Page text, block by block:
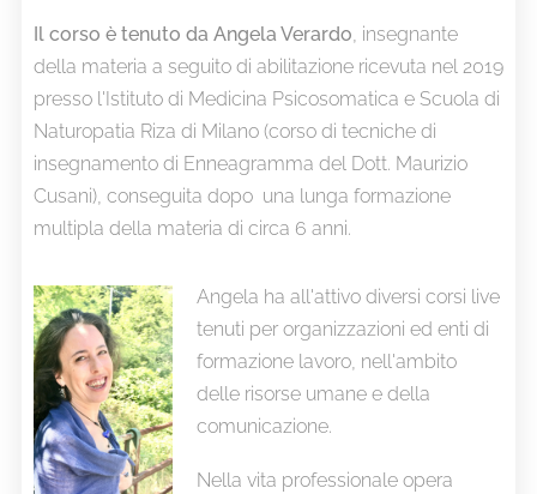
Il corso è tenuto da Angela Verardo, insegnante
della materia a seguito di abilitazione ricevuta nel 2019
presso l'Istituto di Medicina Psicosomatica e Scuola di
Naturopatia Riza di Milano (corso di tecniche di
insegnamento di Enneagramma del Dott. Maurizio
Cusani), conseguita dopo una lunga formazione
multipla della materia di circa 6 anni.
Angela ha all'attivo diversi corsi live
tenuti per organizzazioni ed enti di
formazione lavoro, nell'ambito
delle risorse umane e della
comunicazione.
Nella vita professionale opera